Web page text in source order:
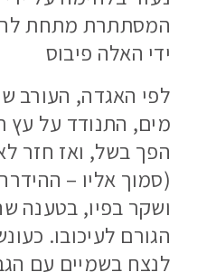
המסתתרת מתחת
ידי האלה פיבוס
לפי האגדה, העורב
מים, התנודד על עץ
הפך בשל, ואז חזר
(סמוך אליו –
ושקר בפיו, בטענה
הגורם לעיכובו.
לנצח בשמיים עם